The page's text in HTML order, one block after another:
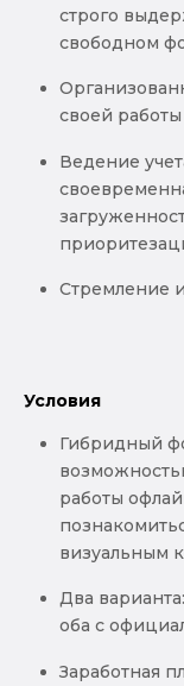
строго
свободном
своей работы
Ведение
Стремление
Условия
Гибридный
работы
визуальным
Два
оба с
Заработная